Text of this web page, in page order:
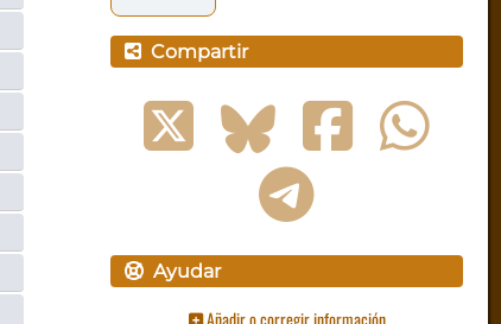
Compartir
Ayudar